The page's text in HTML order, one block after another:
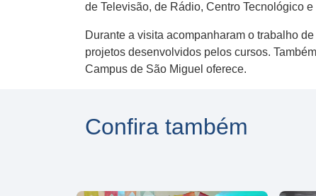
de Televisão, de Rádio, Centro Tecnológico
Durante a visita acompanharam o trabalho
projetos desenvolvidos pelos cursos.
Campus de São Miguel oferece.
Confira também